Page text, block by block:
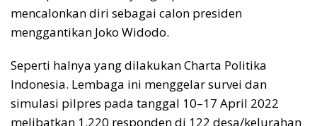
mencalonkan diri sebagai calon presiden
menggantikan Joko Widodo.
Seperti halnya yang dilakukan Charta Politika
Indonesia. Lembaga ini menggelar survei dan
simulasi pilpres pada tanggal 10–17 April 2022
melibatkan 1.220 responden di 122 desa/kelurahan